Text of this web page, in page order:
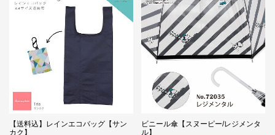
【送料込】レインエコバッグ【サン
カク】
ビニール傘【スヌーピー/レジメンタ
ル】